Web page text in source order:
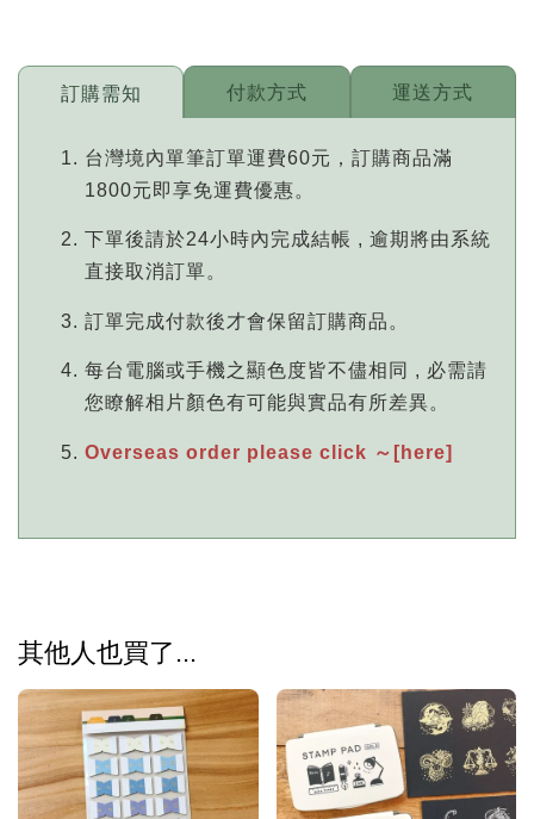
訂購需知
台灣境內單筆訂單運費60元，訂購商品滿
1800元即享免運費優惠。
下單後請於24小時內完成結帳 , 逾期將由系統
直接取消訂單。
訂單完成付款後才會保留訂購商品。
每台電腦或手機之顯色度皆不儘相同 , 必需請
您瞭解相片顏色有可能與實品有所差異。
Overseas order please click ～[here]
付款方式 運送方式
其他人也買了...